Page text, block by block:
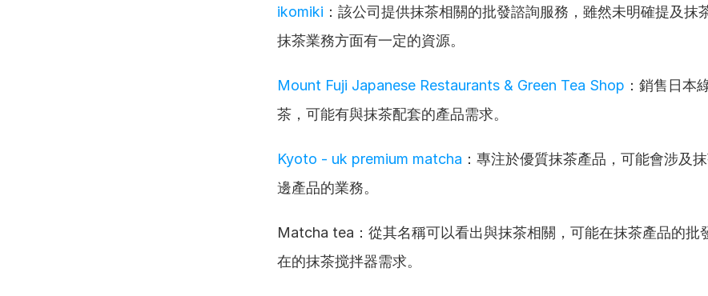
ikomiki ：該公司提供抹茶相關的批發諮詢服務，雖然未明確提及抹
抹茶業務方面有一定的資源。
Mount Fuji Japanese Restaurants & Green Tea Shop ：銷售日本
茶，可能有與抹茶配套的產品需求。
Kyoto - uk premium matcha ：專注於優質抹茶產品，可能會涉及
邊產品的業務。
Matcha tea：從其名稱可以看出與抹茶相關，可能在抹茶產品的批
在的抹茶搅拌器需求。